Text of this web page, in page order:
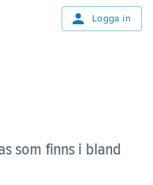
Logga in
som finns i bland